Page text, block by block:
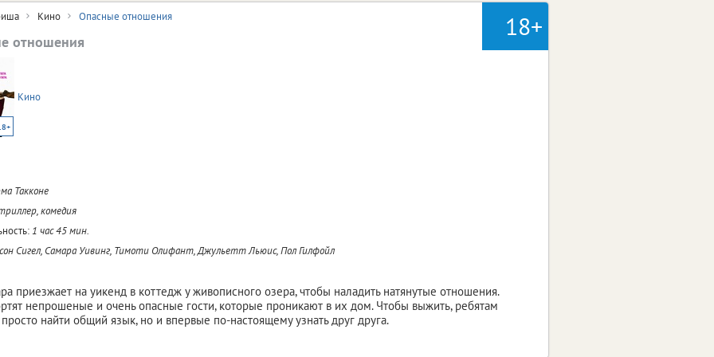
18+
Кино Опасные отношения
отношения
Кино
Такконе
комедия
1 час 45 мин.
Сигел, Самара Уивинг, Тимоти Олифант, Джульетт Льюис, Пол Гилфойл
приезжает на уикенд в коттедж у живописного озера, чтобы наладить натянутые отношения.
непрошеные и очень опасные гости, которые проникают в их дом. Чтобы выжить, ребятам
найти общий язык, но и впервые по-настоящему узнать друг друга.